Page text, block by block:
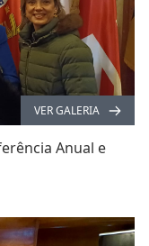
VER GALERIA
Anual e